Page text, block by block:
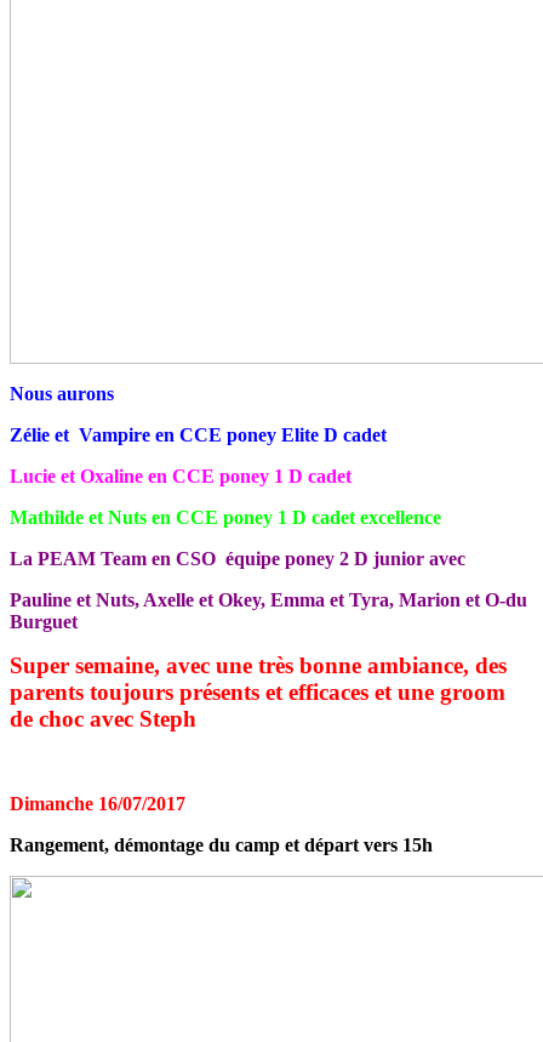
Nous aurons
Zélie et Vampire en CCE poney Elite D cadet
Lucie et Oxaline en CCE poney 1 D cadet
Mathilde et Nuts en CCE poney 1 D cadet excellence
La PEAM Team en CSO équipe poney 2 D junior avec
Pauline et Nuts, Axelle et Okey, Emma et Tyra, Marion et O-du
Burguet
Super semaine, avec une très bonne ambiance, des
parents toujours présents et efficaces et une groom
de choc avec Steph
Dimanche 16/07/2017
Rangement, démontage du camp et départ vers 15h